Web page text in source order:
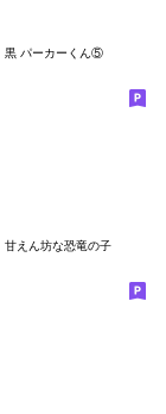
黒 パーカーくん⑤
甘えん坊な恐竜の子